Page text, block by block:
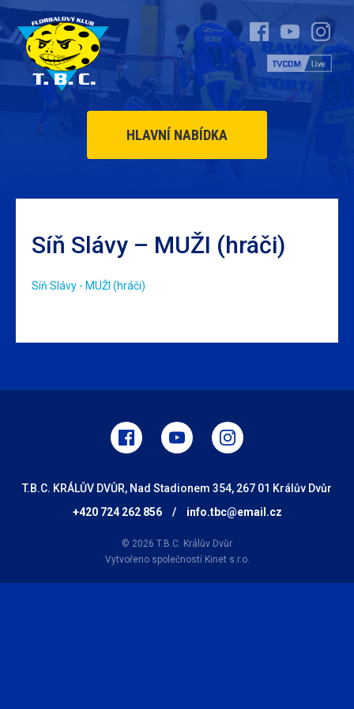
HLAVNÍ NABÍDKA
Síň Slávy – MUŽI (hráči)
Síň Slávy - MUŽI (hráči)
T.B.C. KRÁLŮV DVŮR, Nad Stadionem 354, 267 01 Králův Dvůr
+420 724 262 856
/ info.tbc@email.cz
© 2026 T.B.C. Králův Dvůr
Vytvořeno společností Kinet s.r.o.